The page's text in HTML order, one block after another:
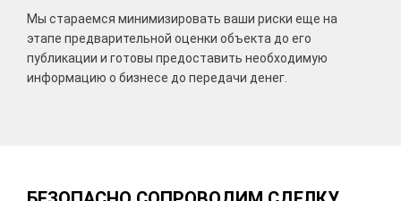
Мы стараемся минимизировать ваши риски еще на
этапе предварительной оценки объекта до его
публикации и готовы предоставить необходимую
информацию о бизнесе до передачи денег.